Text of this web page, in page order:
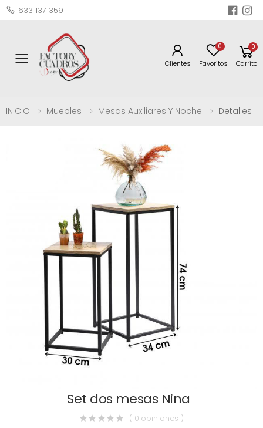
633 137 359
Toggle mobile menu
Clientes
0
Favoritos
0
Carrito
INICIO Muebles Mesas Auxiliares Y Noche Detalles
Set dos mesas Nina
( 0 opiniones )